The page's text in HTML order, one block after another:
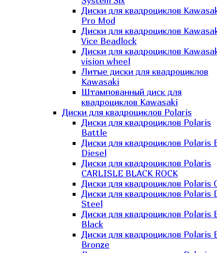
Диски для квадроциклов
Pro Mod
Диски для квадроциклов
Vice Beadlock
Диски для квадроциклов
vision wheel
Литые диски для квадроциклов
Kawasaki​
Штампованный диск для
квадроциклов Kawasaki​
Диски для квадроциклов Polaris
Диски для квадроциклов Polaris
Battle
Диски для квадроциклов Polaris
Diesel
Диски для квадроциклов Polaris
CARLISLE BLACK ROCK
Диски для квадроциклов Polaris
Диски для квадроциклов Polaris
Steel
Диски для квадроциклов Polaris
Black
Диски для квадроциклов Polaris
Bronze